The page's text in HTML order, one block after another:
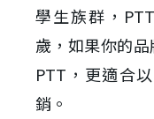
學生族群，
歲，如果你的
PTT，更適合
銷。